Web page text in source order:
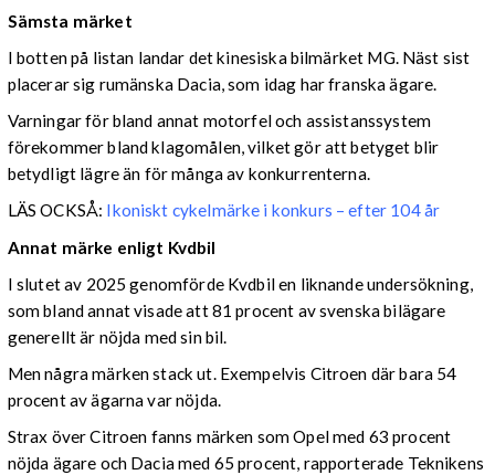
Sämsta märket
I botten på listan landar det kinesiska bilmärket MG. Näst sist
placerar sig rumänska Dacia, som idag har franska ägare.
Varningar för bland annat motorfel och assistanssystem
förekommer bland klagomålen, vilket gör att betyget blir
betydligt lägre än för många av konkurrenterna.
LÄS OCKSÅ: Ikoniskt cykelmärke i konkurs – efter 104 år
Annat märke enligt Kvdbil
I slutet av 2025 genomförde Kvdbil en liknande undersökning,
som bland annat visade att 81 procent av svenska bilägare
generellt är nöjda med sin bil.
Men några märken stack ut. Exempelvis Citroen där bara 54
procent av ägarna var nöjda.
Strax över Citroen fanns märken som Opel med 63 procent
nöjda ägare och Dacia med 65 procent, rapporterade Teknikens